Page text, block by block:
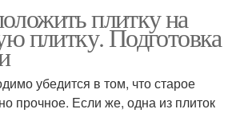
плитку на
плитку. Подготовка
убедится в том, что старое
прочное. Если же, одна из плиток